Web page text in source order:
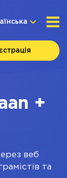
+
веб
та